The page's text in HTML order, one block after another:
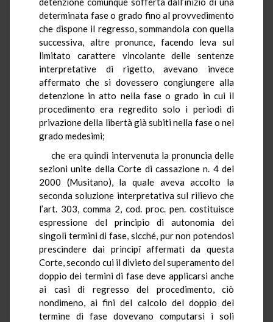
determinata fase o grado fino al provvedimento
che dispone il regresso, sommandola con quella
successiva, altre pronunce, facendo leva sul
limitato carattere vincolante delle sentenze
interpretative di rigetto, avevano invece
affermato che si dovessero congiungere alla
detenzione in atto nella fase o grado in cui il
procedimento era regredito solo i periodi di
privazione della libertà già subiti nella fase o nel
grado medesimi;
che era quindi intervenuta la pronuncia delle
sezioni unite della Corte di cassazione n. 4 del
2000 (Musitano), la quale aveva accolto la
seconda soluzione interpretativa sul rilievo che
l’art. 303, comma 2, cod. proc. pen. costituisce
espressione del principio di autonomia dei
singoli termini di fase, sicché, pur non potendosi
prescindere dai principî affermati da questa
Corte, secondo cui il divieto del superamento del
doppio dei termini di fase deve applicarsi anche
ai casi di regresso del procedimento, ciò
nondimeno, ai fini del calcolo del doppio del
termine di fase dovevano computarsi i soli